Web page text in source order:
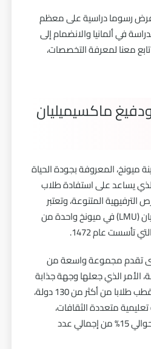
رسوما دراسية على معظم
في ألمانيا والانضمام إلى
معنا لمعرفة التخصصات،
ماكسيميليان
ميونخ، المعروفة بجودة الحياة
الذي يساعد على استفادة طلاب
المتنوعة، وتعتبر
جامعة لودفيغ ماكسيميليان (LMU) في ميونخ واحدة من
تأسست عام 1472.
18 كلية، التى تقدم مجموعة واسعة من
الأمر الذي جعلها وجهة جذابة
للطلاب الدوليين، حيث تستقطب طلابا من أكثر من 130 دولة،
متعددة الثقافات،
فيشكل الطلاب الدوليون حوالي 15% من إجمالي عدد